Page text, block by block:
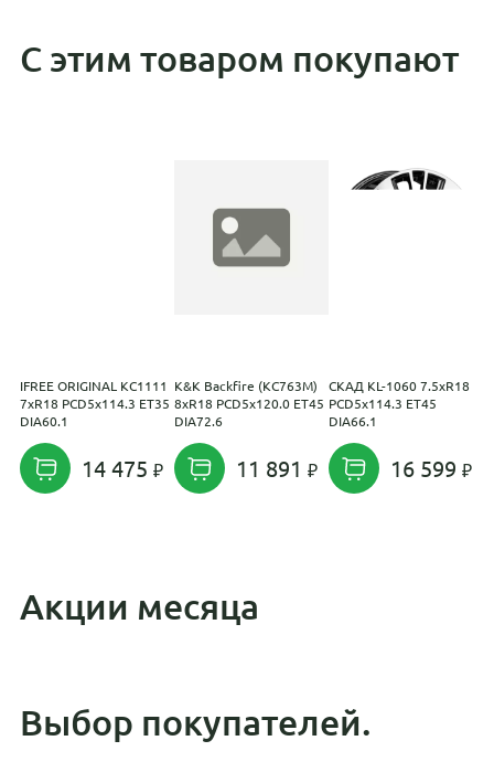
С этим товаром покупают
IFREE ORIGINAL КС1111
7xR18 PCD5x114.3 ET35
DIA60.1
14 475
K&K Backfire (КС763M)
8xR18 PCD5x120.0 ET45
DIA72.6
11 891
СКАД KL-1060 7.5xR18
PCD5x114.3 ET45
DIA66.1
16 599
Акции месяца
Выбор покупателей.